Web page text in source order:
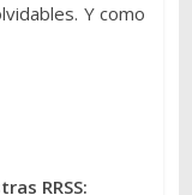
Y como
RRSS: